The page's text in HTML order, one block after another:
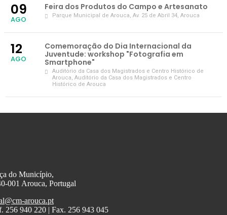
09
AGO
Feira dos Produtos do Campo e Artesanato
Parque Municipal de Arouca, Av. 25 de Abril 34, Arouca
12
AGO
Comemoração do Dia Internacional da
Juventude: workshop "Fotografia em
Smartphone"
Auditório da Casa dos Magistrados e Centro Histórico de
Arouca, Auditório da Casa dos Magistrados e Centro
Histórico de Arouca
do Município,
001 Arouca, Portugal
arouca.pt
256 940 220 | Fax. 256 943 045